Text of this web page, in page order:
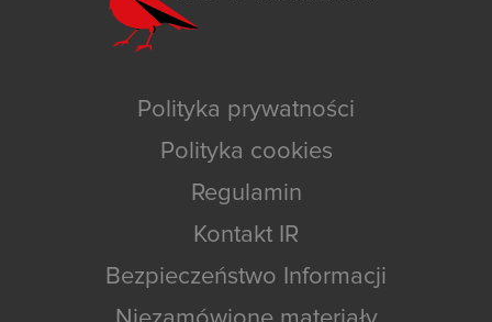
Polityka prywatności
Polityka cookies
Regulamin
Kontakt IR
Bezpieczeństwo Informacji